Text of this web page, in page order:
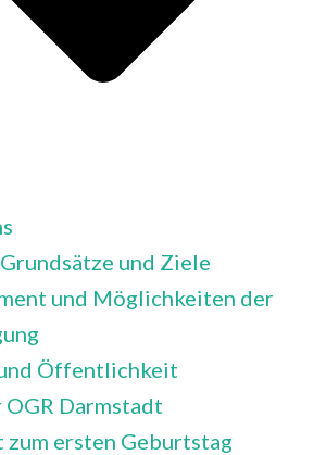
und Ziele
und Möglichkeiten der
Öffentlichkeit
OGR Darmstadt
zum ersten Geburtstag